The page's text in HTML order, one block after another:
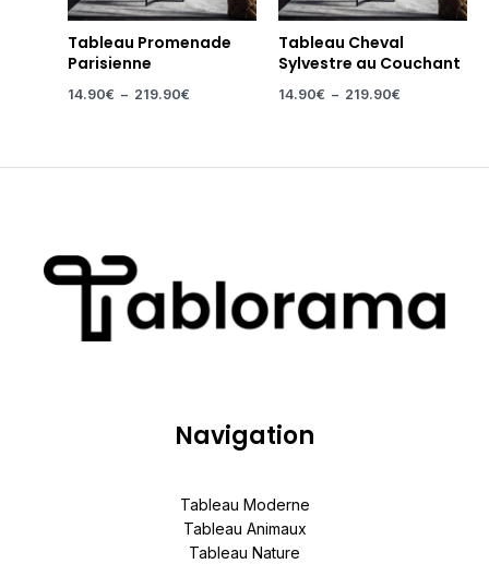
Tableau Promenade
Parisienne
14.90€ – 219.90€
Tableau Cheval
Sylvestre au Couchant
14.90€ – 219.90€
Navigation
Tableau Moderne
Tableau Animaux
Tableau Nature